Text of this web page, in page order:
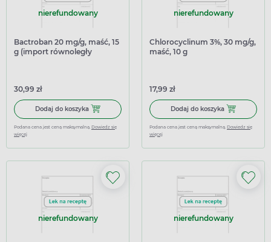
nierefundowany
Bactroban 20 mg/g, maść, 15
g (import równoległy
30,99 zł
Dodaj do koszyka Dodaj do koszyka Bactroban 20 mg/g, maść, 15 g (import
Podana cena jest ceną maksymalną. Dowiedz się
więcej
nierefundowany
Chlorocyclinum 3%, 30 mg/g,
maść, 10 g
17,99 zł
Dodaj do koszyka Dodaj do
Podana cena jest ceną maksymalną. Dowiedz się
więcej
nierefundowany nierefundowany